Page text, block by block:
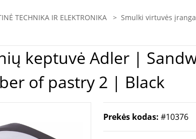
TECHNIKA IR ELEKTRONIKA > Smulki virtuvės įranga
| AD 3015 | 750 W | Number of plates
of pastry 2 | Black
Prekės kodas: #10376